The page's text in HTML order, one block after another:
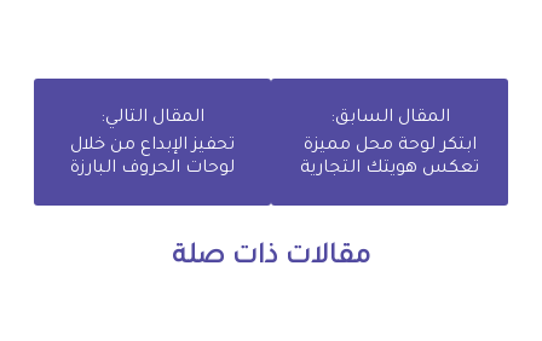
المقال السابق:
ابتكر لوحة محل مميزة
تعكس هويتك التجارية
المقال التالي:
تحفيز الإبداع من خلال
لوحات الحروف البارزة
مقالات ذات صلة